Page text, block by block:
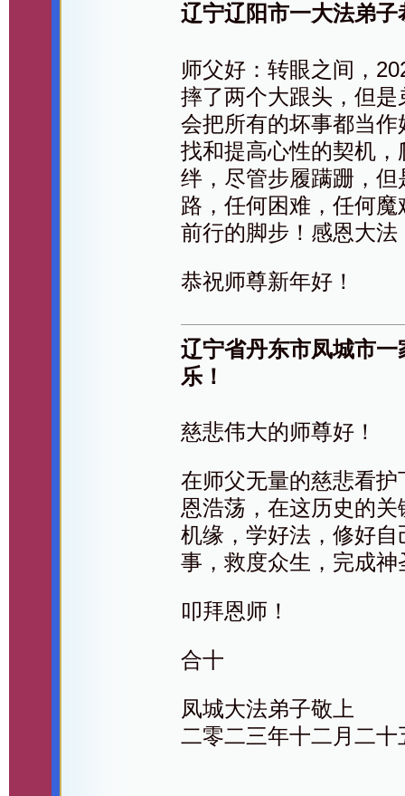
辽宁辽阳市一大法弟
师父好：转眼之间，
摔了两个大跟头，但
会把所有的坏事都当
找和提高心性的契机
绊，尽管步履蹒跚，
路，任何困难，任何
前行的脚步！感恩大法
恭祝师尊新年好！
辽宁省丹东市凤城市
乐！
慈悲伟大的师尊好！
在师父无量的慈悲看
恩浩荡，在这历史的
机缘，学好法，修好
事，救度众生，完成
叩拜恩师！
合十
凤城大法弟子敬上
二零二三年十二月二十